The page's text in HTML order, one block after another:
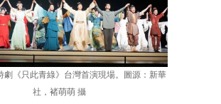
劇《只此青綠》台灣首演現場。圖源：新華
社，褚萌萌 攝